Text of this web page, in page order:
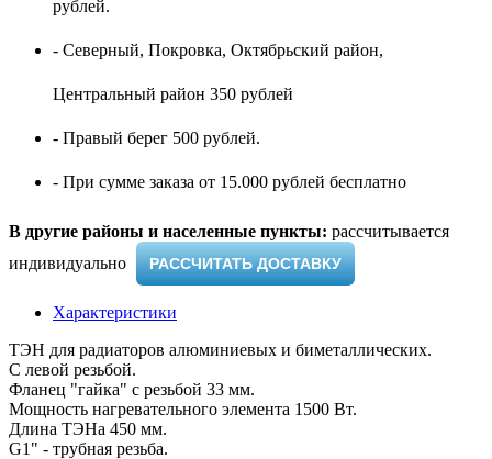
рублей.
- Северный, Покровка, Октябрьский район,
Центральный район 350 рублей
- Правый берег 500 рублей.
- При сумме заказа от 15.000 рублей бесплатно
В другие районы и населенные пункты: рассчитывается
индивидуально ​
РАССЧИТАТЬ ДОСТАВКУ
Характеристики
ТЭН для радиаторов алюминиевых и биметаллических.
С левой резьбой.
Фланец "гайка" с резьбой 33 мм.
Мощность нагревательного элемента 1500 Вт.
Длина ТЭНа 450 мм.
G1" - трубная резьба.